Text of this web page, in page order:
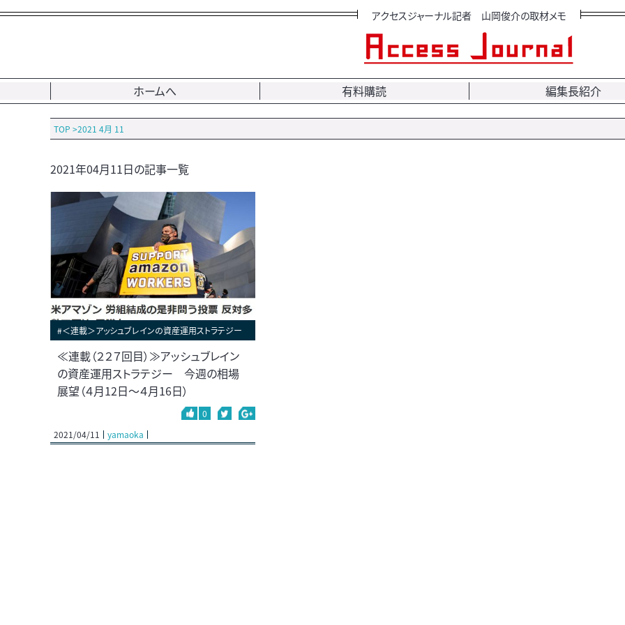
アクセスジャーナル記者 山岡俊介の取材メモ
ホームへ 有料購読 編集長紹介
TOP >2021 4月 11
2021年04月11日の記事一覧
#＜連載＞アッシュブレインの資産運用ストラテジー
≪連載（２２７回目）≫アッシュブレイン
の資産運用ストラテジー 今週の相場
展望（４月12日～４月16日）
0
2021/04/11
yamaoka